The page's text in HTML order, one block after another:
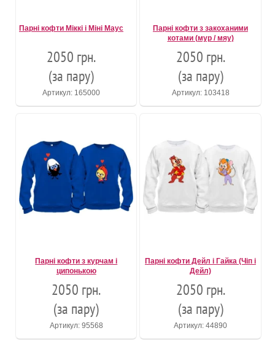
Парні кофти Міккі і Міні Маус
2050 грн.
(за пару)
Артикул: 165000
Парні кофти з закоханими
котами (мур / мяу)
2050 грн.
(за пару)
Артикул: 103418
Парні кофти з курчам і
ципонькою
2050 грн.
(за пару)
Артикул: 95568
Парні кофти Дейл і Гайка (Чіп і
Дейл)
2050 грн.
(за пару)
Артикул: 44890